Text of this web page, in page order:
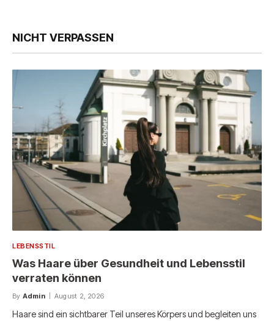
NICHT VERPASSEN
LEBENSSTIL
Was Haare über Gesundheit und Lebensstil
verraten können
By Admin August 2, 2026
Haare sind ein sichtbarer Teil unseres Körpers und begleiten uns